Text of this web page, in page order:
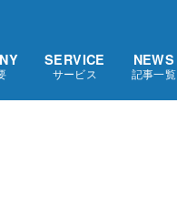
SERVICE
サービス
NEWS
記事一覧